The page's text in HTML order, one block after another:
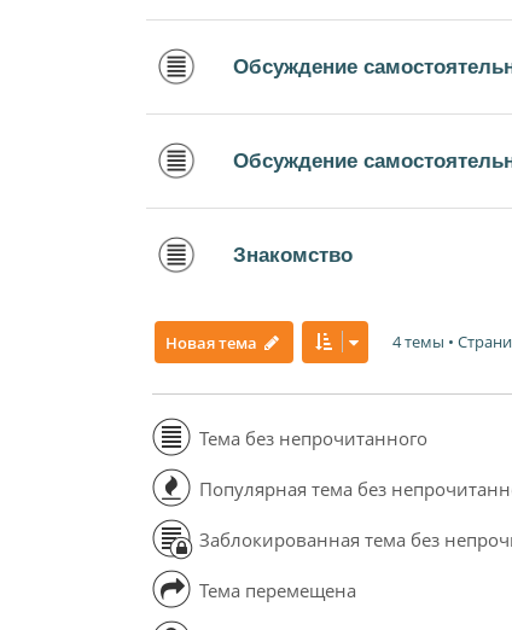
Обсуждение
Обсуждение
Знакомство
Новая тема 4 темы •
Тема без непрочитанного
Популярная тема без
Заблокированная тема без
Тема перемещена